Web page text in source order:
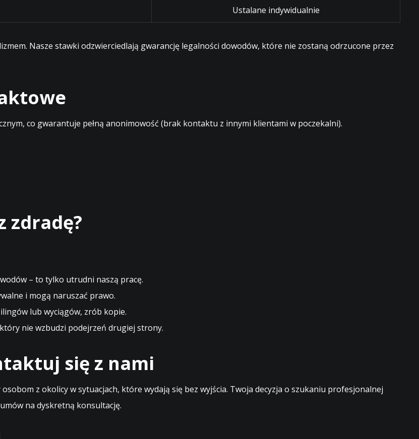
Ustalane indywidualnie
Nasze stawki odzwierciedlają gwarancję legalności dowodów, które nie zostaną odrzucone przez
co gwarantuje pełną anonimowość (brak kontaktu z innymi klientami w poczekalni).
zdradę?
– to tylko utrudni naszą pracę.
i mogą naruszać prawo.
lub wyciągów, zrób kopie.
nie wzbudzi podejrzeń drugiej strony.
się z nami
z okolicy w sytuacjach, które wydają się bez wyjścia. Twoja decyzja o szukaniu profesjonalnej
na dyskretną konsultację.